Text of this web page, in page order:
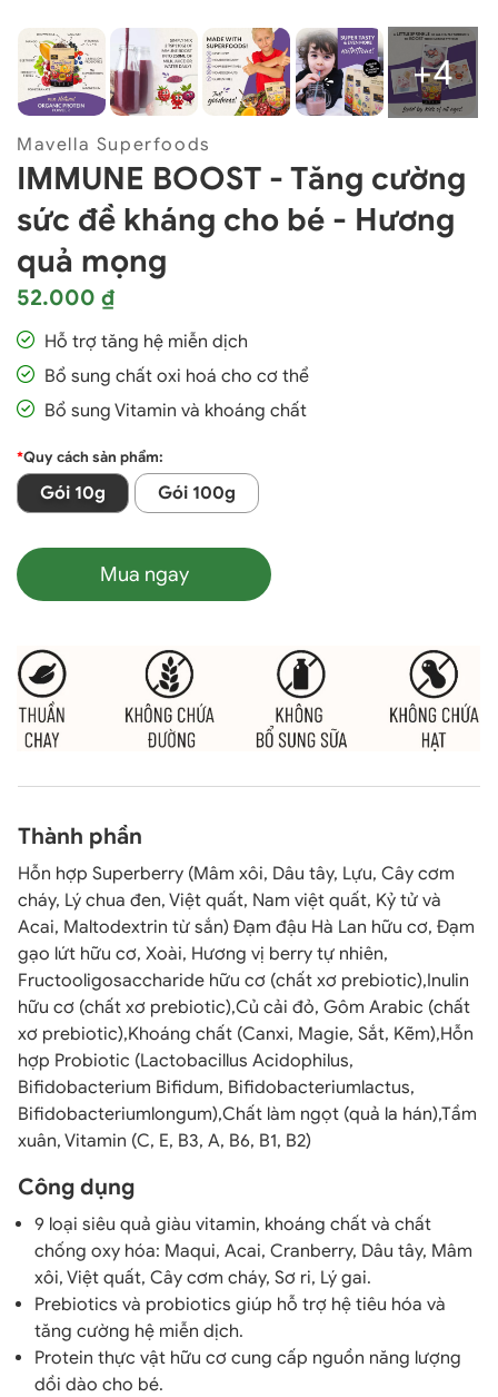
+4
Mavella Superfoods
IMMUNE BOOST - Tăng cường
sức đề kháng cho bé - Hương
quả mọng
52.000 ₫
Hỗ trợ tăng hệ miễn dịch
Bổ sung chất oxi hoá cho cơ thể
Bổ sung Vitamin và khoáng chất
*Quy cách sản phẩm:
Gói 10g Gói 100g
Mua ngay
Thành phần
Hỗn hợp Superberry (Mâm xôi, Dâu tây, Lựu, Cây cơm
cháy, Lý chua đen, Việt quất, Nam việt quất, Kỷ tử và
Acai, Maltodextrin từ sắn) Đạm đậu Hà Lan hữu cơ, Đạm
gạo lứt hữu cơ, Xoài, Hương vị berry tự nhiên,
Fructooligosaccharide hữu cơ (chất xơ prebiotic),Inulin
hữu cơ (chất xơ prebiotic),Củ cải đỏ, Gôm Arabic (chất
xơ prebiotic),Khoáng chất (Canxi, Magie, Sắt, Kẽm),Hỗn
hợp Probiotic (Lactobacillus Acidophilus,
Bifidobacterium Bifidum, Bifidobacteriumlactus,
Bifidobacteriumlongum),Chất làm ngọt (quả la hán),Tầm
xuân, Vitamin (C, E, B3, A, B6, B1, B2)
Công dụng
9 loại siêu quả giàu vitamin, khoáng chất và chất
chống oxy hóa: Maqui, Acai, Cranberry, Dâu tây, Mâm
xôi, Việt quất, Cây cơm cháy, Sơ ri, Lý gai.
Prebiotics và probiotics giúp hỗ trợ hệ tiêu hóa và
tăng cường hệ miễn dịch.
Protein thực vật hữu cơ cung cấp nguồn năng lượng
dồi dào cho bé.